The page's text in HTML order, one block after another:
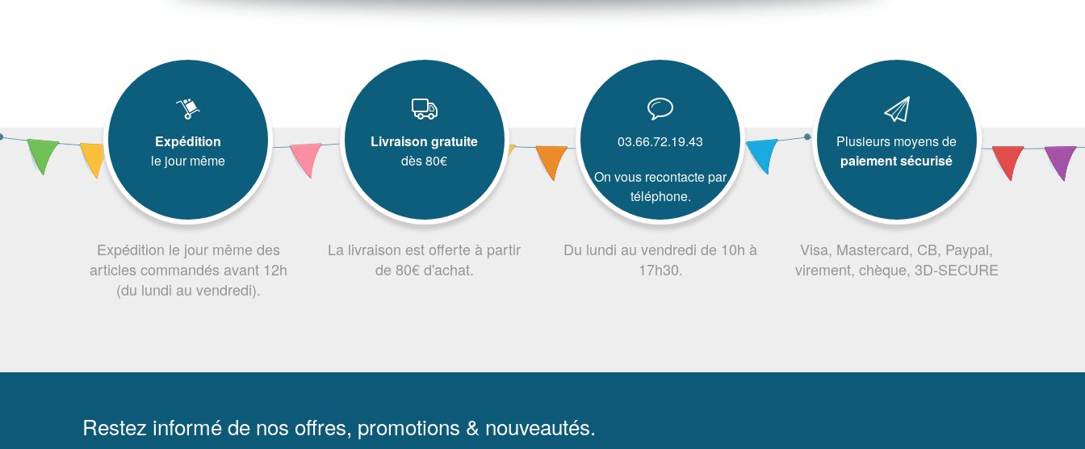
Expédition
le jour même
Expédition le jour même des
articles commandés avant 12h
(du lundi au vendredi).
Livraison gratuite
dès 80€
La livraison est offerte à partir
de 80€ d'achat.
03.66.72.19.43
On vous recontacte par
téléphone.
Du lundi au vendredi de 10h à
17h30.
Plusieurs moyens de
paiement sécurisé
Visa, Mastercard, CB, Paypal,
virement, chèque, 3D-SECURE
Restez informé de nos offres, promotions & nouveautés.